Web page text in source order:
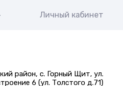
Личный кабинет
район, с. Горный Щит, ул.
6 (ул. Толстого д.71)